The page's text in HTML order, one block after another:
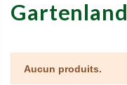
Gartenland
Aucun produits.